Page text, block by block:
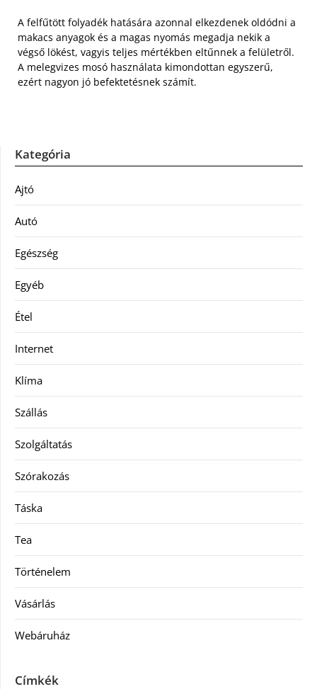
A felfűtött folyadék hatására azonnal elkezdenek oldódni a
makacs anyagok és a magas nyomás megadja nekik a
végső lökést, vagyis teljes mértékben eltűnnek a felületről.
A melegvizes mosó használata kimondottan egyszerű,
ezért nagyon jó befektetésnek számít.
Kategória
Ajtó
Autó
Egészség
Egyéb
Étel
Internet
Klíma
Szállás
Szolgáltatás
Szórakozás
Táska
Tea
Történelem
Vásárlás
Webáruház
Címkék